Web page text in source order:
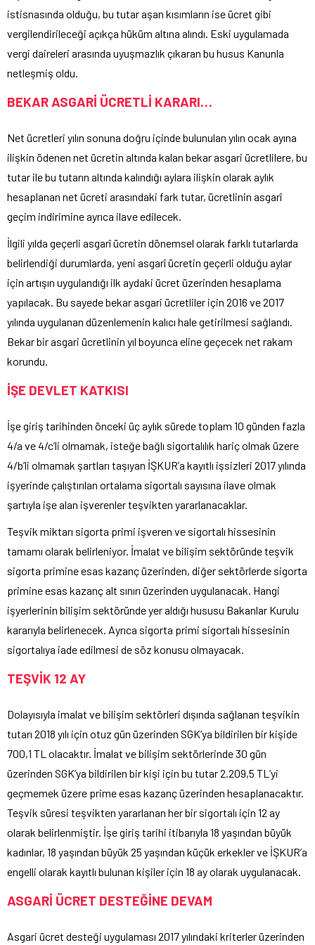
istisnasında olduğu, bu tutar aşan kısımların ise ücret gibi
vergilendirileceği açıkça hüküm altına alındı. Eski uygulamada
vergi daireleri arasında uyuşmazlık çıkaran bu husus Kanunla
netleşmiş oldu.
BEKAR ASGARİ ÜCRETLİ KARARI…
Net ücretleri yılın sonuna doğru içinde bulunulan yılın ocak ayına
ilişkin ödenen net ücretin altında kalan bekar asgari ücretlilere, bu
tutar ile bu tutarın altında kalındığı aylara ilişkin olarak aylık
hesaplanan net ücreti arasındaki fark tutar, ücretlinin asgarî
geçim indirimine ayrıca ilave edilecek.
İlgili yılda geçerli asgarî ücretin dönemsel olarak farklı tutarlarda
belirlendiği durumlarda, yeni asgarî ücretin geçerli olduğu aylar
için artışın uygulandığı ilk aydaki ücret üzerinden hesaplama
yapılacak. Bu sayede bekar asgari ücretliler için 2016 ve 2017
yılında uygulanan düzenlemenin kalıcı hale getirilmesi sağlandı.
Bekar bir asgari ücretlinin yıl boyunca eline geçecek net rakam
korundu.
İŞE DEVLET KATKISI
İşe giriş tarihinden önceki üç aylık sürede toplam 10 günden fazla
4/a ve 4/c’li olmamak, isteğe bağlı sigortalılık hariç olmak üzere
4/b’li olmamak şartları taşıyan İŞKUR’a kayıtlı işsizleri 2017 yılında
işyerinde çalıştırılan ortalama sigortalı sayısına ilave olmak
şartıyla işe alan işverenler teşvikten yararlanacaklar.
Teşvik miktarı sigorta primi işveren ve sigortalı hissesinin
tamamı olarak belirleniyor. İmalat ve bilişim sektöründe teşvik
sigorta primine esas kazanç üzerinden, diğer sektörlerde sigorta
primine esas kazanç alt sınırı üzerinden uygulanacak. Hangi
işyerlerinin bilişim sektöründe yer aldığı hususu Bakanlar Kurulu
kararıyla belirlenecek. Ayrıca sigorta primi sigortalı hissesinin
sigortalıya iade edilmesi de söz konusu olmayacak.
TEŞVİK 12 AY
Dolayısıyla imalat ve bilişim sektörleri dışında sağlanan teşvikin
tutarı 2018 yılı için otuz gün üzerinden SGK’ya bildirilen bir kişide
700,1 TL olacaktır. İmalat ve bilişim sektörlerinde 30 gün
üzerinden SGK’ya bildirilen bir kişi için bu tutar 2.209,5 TL’yi
geçmemek üzere prime esas kazanç üzerinden hesaplanacaktır.
Teşvik süresi teşvikten yararlanan her bir sigortalı için 12 ay
olarak belirlenmiştir. İşe giriş tarihi itibarıyla 18 yaşından büyük
kadınlar, 18 yaşından büyük 25 yaşından küçük erkekler ve İŞKUR’a
engelli olarak kayıtlı bulunan kişiler için 18 ay olarak uygulanacak.
ASGARİ ÜCRET DESTEĞİNE DEVAM
Asgari ücret desteği uygulaması 2017 yılındaki kriterler üzerinden